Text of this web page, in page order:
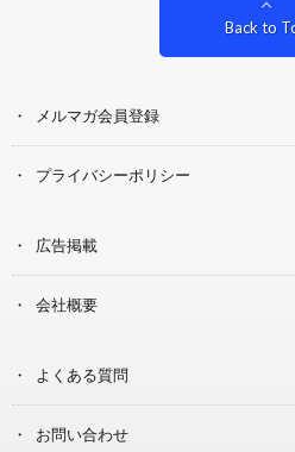
Back to
メルマガ会員登録
プライバシーポリシー
広告掲載
会社概要
よくある質問
お問い合わせ